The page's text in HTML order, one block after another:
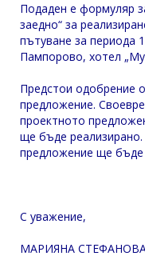
Подаден е формуляр
заедно“ за
пътуване за периода
Пампорово, хотел
Предстои одобрение
предложение.
проектното
ще бъде
предложение ще бъде
С уважение,
МАРИЯНА